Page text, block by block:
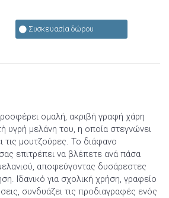
Συσκευασία δώρου
ομαλή, ακριβή γραφή χάρη
υγρή μελάνη του, η οποία στεγνώνει
τις μουτζούρες. Το διάφανο
επιτρέπει να βλέπετε ανά πάσα
αποφεύγοντας δυσάρεστες
Ιδανικό για σχολική χρήση, γραφείο
συνδυάζει τις προδιαγραφές ενός